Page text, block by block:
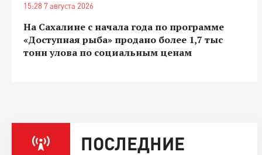
15:28 7 августа 2026
На Сахалине с начала года по программе
«Доступная рыба» продано более 1,7 тыс
тонн улова по социальным ценам
ПОСЛЕДНИЕ